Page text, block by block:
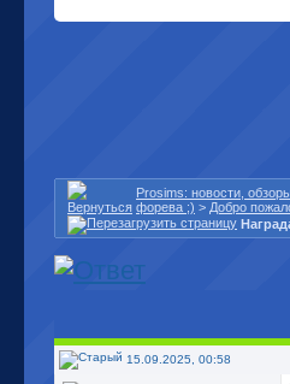
Prosims: новости,
форева ;) > Добро
15.09.2025, 00:58